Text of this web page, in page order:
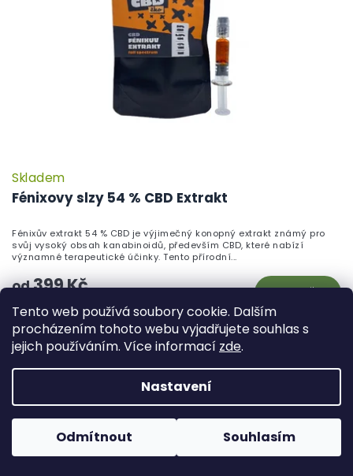
Tento web používá soubory cookie. Dalším
procházením tohoto webu vyjadřujete souhlas s
jejich používáním. Více informací zde.
Nastavení
Odmítnout Souhlasím
Fénixovy slzy 54 % CBD Extrakt
Skladem
od399 Kč Detail
Fénixův extrakt 54 % CBD je výjimečný konopný extrakt známý pro
svůj vysoký obsah kanabinoidů, především CBD, které nabízí
významné terapeutické účinky. Tento přírodní...